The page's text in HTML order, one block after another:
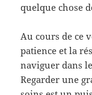
quelque chose
Au cours de ce
patience et la
naviguer dans
Regarder une